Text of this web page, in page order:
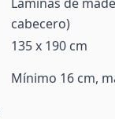
cabecero)
135 x 190 cm
Mínimo 16 cm,